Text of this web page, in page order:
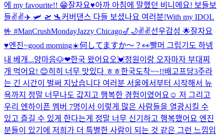
에 my favourite!! 😁잘자요♥️아까 아침에 말했던 비니에요! 보들보
들✌️✌️✈️ 🛩 🛫 🛬 커버댄스 다들 보셨나요 여러분!With my IDOL
🤟 #ManCrushMondayJazzy Chicago🎷🌙✌️✌️선우감성 🌟잘자요
♥️엔진~good morning☀️何してますか〜？👀빨머 그립기도 하넹
내 베개...양마음🐶❤︎한국 왔어요오💓정원이랑 오자마자 부대찌
개 먹어요! 😊히히 너무 맛있다 ㅎㅎ한국도착~~!!배고프당3주라
는 긴 시간이 벌써 지났습니다 여러분 서울에서부터 시작해서 뉴
욕까지 정말 너무나도 값지고 행복한 경험이였어요☺️ 저 그리고
우리 엔하이픈 멤버 7명이서 이렇게 많은 사람들을 열광시킬 수
있고 즐길 수 있게 한다는게 정말 너무 신기하고 행복했어요 엔진
분들이 있기에 저희가 더 특별한 사람이 되는 것 같은 그런 느낌입